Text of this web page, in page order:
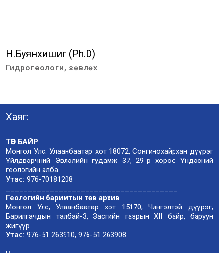
Н.Буянхишиг (Ph.D)
Гидрогеологи, зөвлөх
Хаяг:
ТӨВ БАЙР
Монгол Улс. Улаанбаатар хот 18072, Сонгинохайрхан дүүрэг
Үйлдвэрчний Эвлэлийн гудамж 37, 29-р хороо Үндэсний
геологийн алба
Утас: 976-70181208
Геологийн баримтын төв архив
Монгол Улс, Улаанбаатар хот 15170, Чингэлтэй дүүрэг,
Барилгачдын талбай-3, Засгийн газрын XII байр, баруун
жигүүр
Утас: 976-51 263910, 976-51 263908